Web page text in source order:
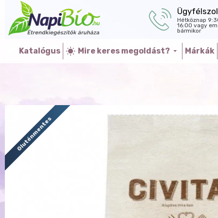
Hétköznap
16:00 vagy
bármikor
Katalógus Mire keres megoldást? Márkák
Gluténmentes